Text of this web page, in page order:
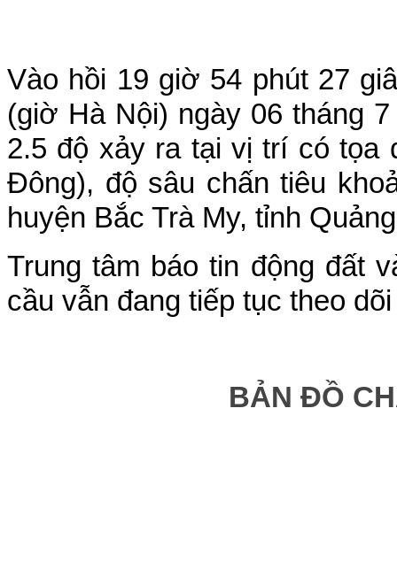
Vào hồi 19 giờ 54 phút 27
(giờ Hà Nội) ngày 06 tháng
2.5 độ xảy ra tại vị trí có tọa
Đông), độ sâu chấn tiêu
huyện Bắc Trà My, tỉnh
Trung tâm báo tin động đất
cầu vẫn đang tiếp tục theo
BẢN ĐỒ